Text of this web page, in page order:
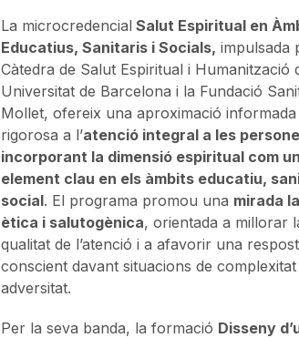
La microcredencial Salut Espiritual en
Educatius, Sanitaris i Socials, impulsada
Càtedra de Salut Espiritual i Humanització
Universitat de Barcelona i la Fundació
Mollet, ofereix una aproximació informada
rigorosa a l’atenció integral a les
incorporant la dimensió espiritual com un
element clau en els àmbits educatiu,
social. El programa promou una mirada
ètica i salutogènica, orientada a millorar
qualitat de l’atenció i a afavorir una
conscient davant situacions de
adversitat.
Per la seva banda, la formació Disseny